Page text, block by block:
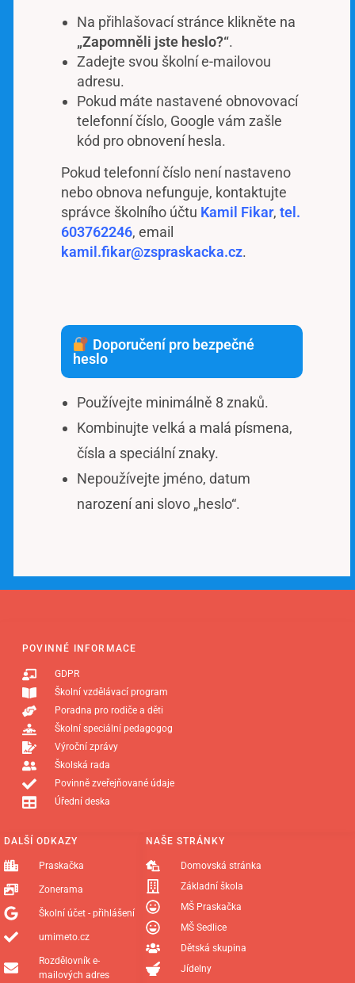
Na přihlašovací stránce klikněte na
„Zapomněli jste heslo?“.
Zadejte svou školní e-mailovou
adresu.
Pokud máte nastavené obnovovací
telefonní číslo, Google vám zašle
kód pro obnovení hesla.
Pokud telefonní číslo není nastaveno
nebo obnova nefunguje, kontaktujte
správce školního účtu Kamil Fikar, tel.
603762246, email
kamil.fikar@zspraskacka.cz.
Doporučení pro bezpečné
heslo
Používejte minimálně 8 znaků.
Kombinujte velká a malá písmena,
čísla a speciální znaky.
Nepoužívejte jméno, datum
narození ani slovo „heslo“.
NAŠE STRÁNKY
Domovská stránka
Základní škola
MŠ Praskačka
MŠ Sedlice
Dětská skupina
Jídelny
DALŠÍ ODKAZY
Praskačka
Zonerama
Školní účet - přihlášení
umimeto.cz
Rozdělovník e-
mailových adres
POVINNÉ INFORMACE
GDPR
Školní vzdělávací program
Poradna pro rodiče a děti
Školní speciální pedagogog
Výroční zprávy
Školská rada
Povinně zveřejňované údaje
Úřední deska